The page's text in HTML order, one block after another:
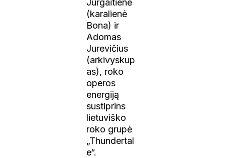
(karalienė
Bona) ir
Adomas
Jurevičius
(arkivyskup
as), roko
operos
energiją
sustiprins
lietuviško
roko grupė
„Thundertal
e“.